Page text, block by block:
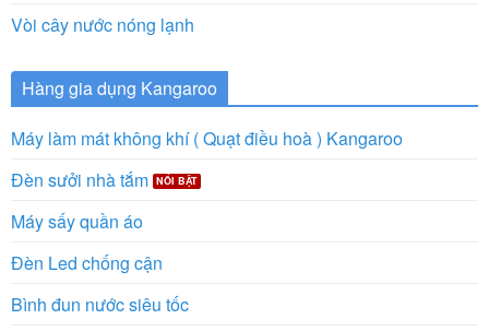
Vòi cây nước nóng lạnh
Hàng gia dụng Kangaroo
Máy làm mát không khí ( Quạt điều hoà ) Kangaroo
Đèn sưởi nhà tắm
Máy sấy quần áo
Đèn Led chống cận
Bình đun nước siêu tốc